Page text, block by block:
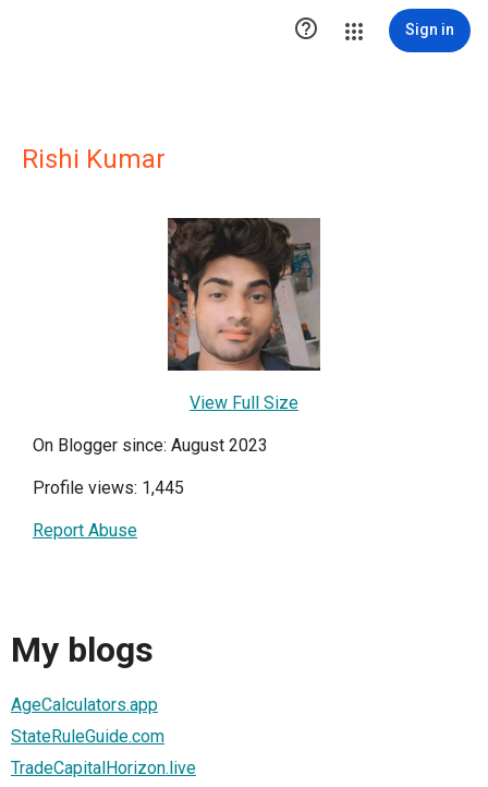
 Sign in
Rishi Kumar
View Full Size
On Blogger since: August 2023
Profile views: 1,445
Report Abuse
My blogs
AgeCalculators.app
StateRuleGuide.com
TradeCapitalHorizon.live